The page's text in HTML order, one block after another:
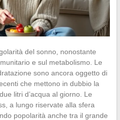
del sonno, nonostante
e sul metabolismo. Le
sono ancora oggetto di
che mettono in dubbio la
litri d’acqua al giorno. Le
a lungo riservate alla sfera
popolarità anche tra il grande